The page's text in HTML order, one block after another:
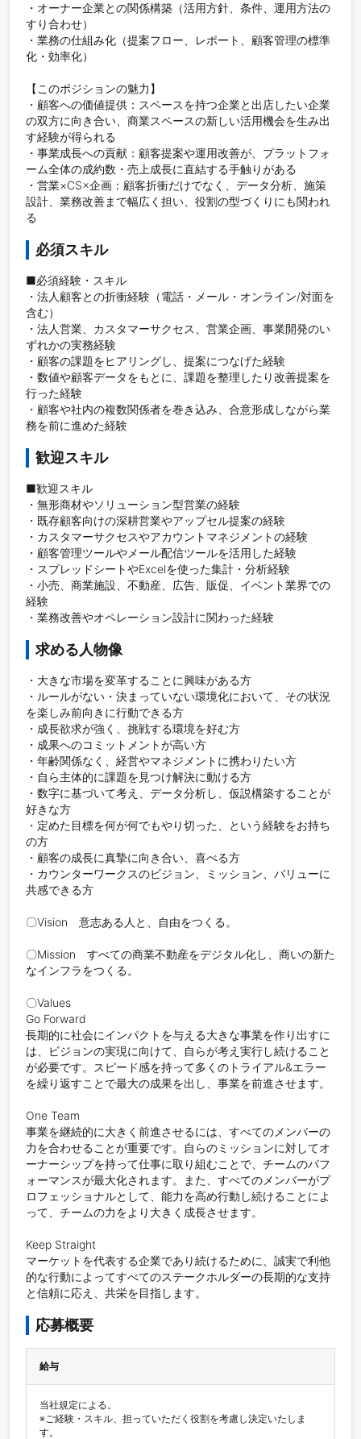
・オーナー企業との関係構築（活用方針、条件、運用方法の
すり合わせ）
・業務の仕組み化（提案フロー、レポート、顧客管理の標準
化・効率化）
【このポジションの魅力】
・顧客への価値提供：スペースを持つ企業と出店したい企業
の双方に向き合い、商業スペースの新しい活用機会を生み出
す経験が得られる
・事業成長への貢献：顧客提案や運用改善が、プラットフォ
ーム全体の成約数・売上成長に直結する手触りがある
・営業×CS×企画：顧客折衝だけでなく、データ分析、施策
設計、業務改善まで幅広く担い、役割の型づくりにも関われ
る
必須スキル
■必須経験・スキル
・法人顧客との折衝経験（電話・メール・オンライン/対面を
含む）
・法人営業、カスタマーサクセス、営業企画、事業開発のい
ずれかの実務経験
・顧客の課題をヒアリングし、提案につなげた経験
・数値や顧客データをもとに、課題を整理したり改善提案を
行った経験
・顧客や社内の複数関係者を巻き込み、合意形成しながら業
務を前に進めた経験
歓迎スキル
■歓迎スキル
・無形商材やソリューション型営業の経験
・既存顧客向けの深耕営業やアップセル提案の経験
・カスタマーサクセスやアカウントマネジメントの経験
・顧客管理ツールやメール配信ツールを活用した経験
・スプレッドシートやExcelを使った集計・分析経験
・小売、商業施設、不動産、広告、販促、イベント業界での
経験
求める人物像
・大きな市場を変革することに興味がある方
・ルールがない・決まっていない環境化において、その状況
を楽しみ前向きに行動できる方
・成長欲求が強く、挑戦する環境を好む方
・成果へのコミットメントが高い方
・年齢関係なく、経営やマネジメントに携わりたい方
・自ら主体的に課題を見つけ解決に動ける方
・数字に基づいて考え、データ分析し、仮説構築することが
好きな方
・定めた目標を何が何でもやり切った、という経験をお持ち
の方
・顧客の成長に真摯に向き合い、喜べる方
・カウンターワークスのビジョン、ミッション、バリューに
共感できる方
〇Vision　意志ある人と、自由をつくる。
〇Mission　すべての商業不動産をデジタル化し、商いの新た
なインフラをつくる。
〇Values
Go Forward
長期的に社会にインパクトを与える大きな事業を作り出すに
は、ビジョンの実現に向けて、自らが考え実行し続けること
が必要です。スピード感を持って多くのトライアル&エラー
を繰り返すことで最大の成果を出し、事業を前進させます。
One Team
事業を継続的に大きく前進させるには、すべてのメンバーの
力を合わせることが重要です。自らのミッションに対してオ
ーナーシップを持って仕事に取り組むことで、チームのパフ
ォーマンスが最大化されます。また、すべてのメンバーがプ
ロフェッショナルとして、能力を高め行動し続けることによ
って、チームの力をより大きく成長させます。
Keep Straight
マーケットを代表する企業であり続けるために、誠実で利他
的な行動によってすべてのステークホルダーの長期的な支持
と信頼に応え、共栄を目指します。
応募概要
給与
当社規定による。
※ご経験・スキル、担っていただく役割を考慮し決定いたしま
す。